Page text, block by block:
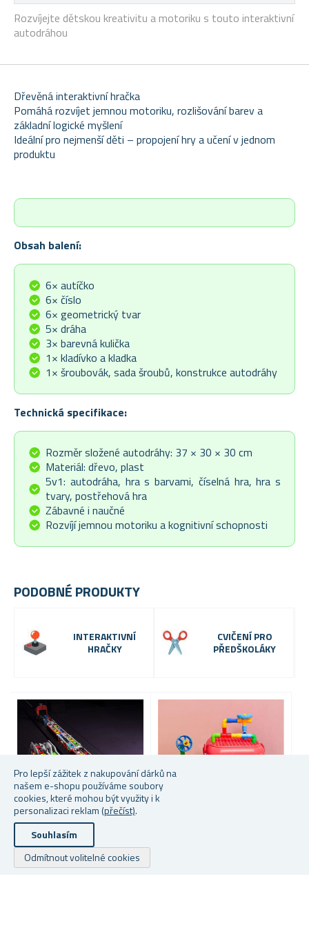
Pro lepší zážitek z nakupování dárků na
našem e-shopu používáme soubory
cookies, které mohou být využity i k
personalizaci reklam (přečíst).
Souhlasím
Odmítnout volitelné cookies
Rozvíjejte dětskou kreativitu a motoriku s touto interaktivní
autodráhou
Dřevěná interaktivní hračka
Pomáhá rozvíjet jemnou motoriku, rozlišování barev a
základní logické myšlení
Ideální pro nejmenší děti – propojení hry a učení v jednom
produktu
Obsah balení:
6× autíčko
6× číslo
6× geometrický tvar
5× dráha
3× barevná kulička
1× kladívko a kladka
1× šroubovák, sada šroubů, konstrukce autodráhy
Technická specifikace:
Rozměr složené autodráhy: 37 × 30 × 30 cm
Materiál: dřevo, plast
5v1: autodráha, hra s barvami, číselná hra, hra s
tvary, postřehová hra
Zábavné i naučné
Rozvíjí jemnou motoriku a kognitivní schopnosti
PODOBNÉ PRODUKTY
INTERAKTIVNÍ
HRAČKY
CVIČENÍ PRO
PŘEDŠKOLÁKY
ROZKLÁDACÍ KAMION -
AUTODRÁHA S AUTÍČKY